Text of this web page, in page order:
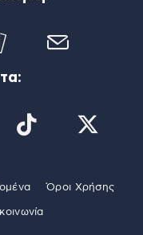
Όροι Χρήσης